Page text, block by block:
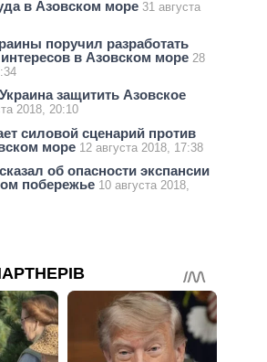
в Азовском море 31 августа
поручил разработать
в Азовском море 28
защитить Азовское
2018, 20:10
силовой сценарий против
море 12 августа 2018, 17:38
об опасности экспансии
побережье 10 августа 2018,